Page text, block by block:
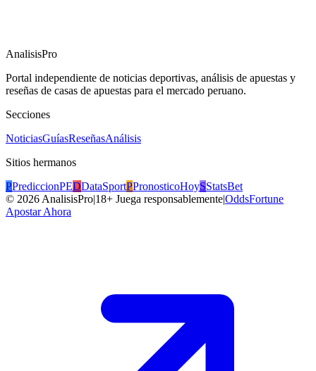
AnalisisPro
Portal independiente de noticias deportivas, análisis de apuestas y
reseñas de casas de apuestas para el mercado peruano.
Secciones
NoticiasGuíasReseñasAnálisis
Sitios hermanos
PPrediccionPEDDataSportPPronosticoHoySStatsBet
© 2026 AnalisisPro|18+ Juega responsablemente|OddsFortune
Apostar Ahora